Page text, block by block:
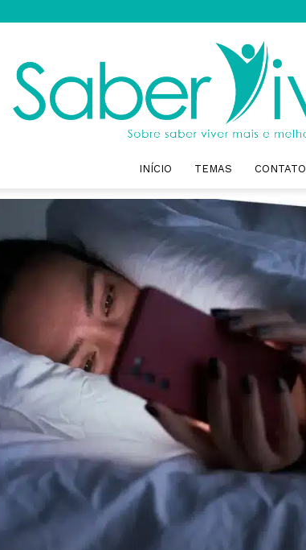
Saber
Viver
INÍCIO TEMAS CONTATO